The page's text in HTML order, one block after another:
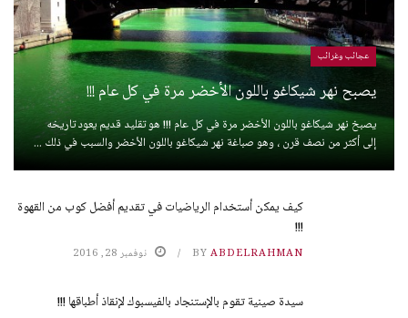
عجائب وغرائب
يصبح نهر شيكاغو باللون الأخضر مرة في كل عام !!!
يصبخ نهر شيكاغو باللون الأخضر مرة في كل عام !!! هو تقليد قديم يعود تاريخه
إلى أكثر من نصف قرن ، وهو صباغة نهر شيكاغو باللون الأخضر والسبب في ذلك ...
كيف يمكن أستخدام الرياضيات في تقديم أفضل كوب من القهوة
!!!
BY ABDELRAHMAN نوفمبر 28, 2016
سيدة صينية تقوم بالإستنجاد بالفيسبوك لإنقاذ أطباقها !!!